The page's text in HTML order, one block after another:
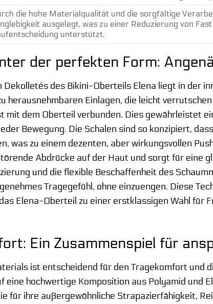
die hohe Materialqualität und die sorgfältige
ausgelegt, was zu einer Reduzierung von
unterstützt.
der perfekten Form:
Dekolletés des Bikini-Oberteils Elena liegt in der
herausnehmbaren Einlagen, die leicht
mit dem Oberteil verbunden. Dies gewährleistet
Bewegung. Die Schalen sind so konzipiert,
was zu einem dezenten, aber wirkungsvollen
Abdrücke auf der Haut und sorgt für eine
und die flexible Beschaffenheit des
Tragegefühl, ohne einzuengen. Diese
Elena-Oberteil zu einer erstklassigen Wahl für
Ein Zusammenspiel für
ist entscheidend für den Tragekomfort und
hochwertige Komposition aus Polyamid und
für ihre außergewöhnliche Strapazierfähigkeit,